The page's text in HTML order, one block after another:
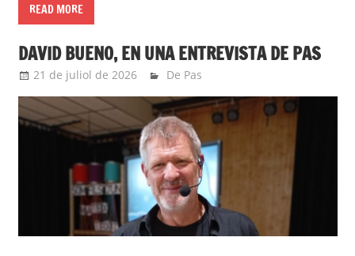
READ MORE
DAVID BUENO, EN UNA ENTREVISTA DE PAS
21 de juliol de 2026 Eli
De Pas